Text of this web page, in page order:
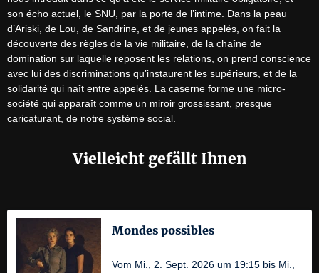
son écho actuel, le SNU, par la porte de l’intime. Dans la peau
d’Ariski, de Lou, de Sandrine, et de jeunes appelés, on fait la
découverte des règles de la vie militaire, de la chaîne de
domination sur laquelle reposent les relations, on prend conscience
avec lui des discriminations qu’instaurent les supérieurs, et de la
solidarité qui naît entre appelés. La caserne forme une micro-
société qui apparaît comme un miroir grossissant, presque
caricaturant, de notre système social.
Vielleicht gefällt Ihnen
Mondes possibles
Vom Mi., 2. Sept. 2026 um 19:15 bis Mi.,